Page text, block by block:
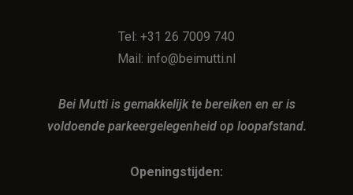
Tel: +31 26 7009 740
Mail: info@beimutti.nl
Bei Mutti is gemakkelijk te bereiken en er is
voldoende parkeergelegenheid op loopafstand.
Openingstijden: